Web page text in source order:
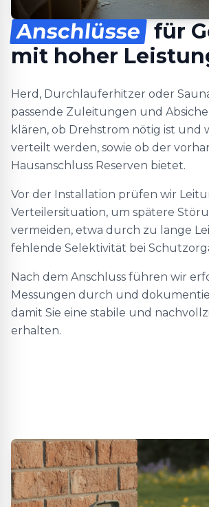
Anschlüsse für
mit hoher
Herd, Durchlauferhitzer oder
passende Zuleitungen und
klären, ob Drehstrom nötig ist und
verteilt werden, sowie ob der
Hausanschluss Reserven bietet.
Vor der Installation prüfen wir
Verteilersituation, um spätere
vermeiden, etwa durch zu lange
fehlende Selektivität bei
Nach dem Anschluss führen wir
Messungen durch und
damit Sie eine stabile und
erhalten.